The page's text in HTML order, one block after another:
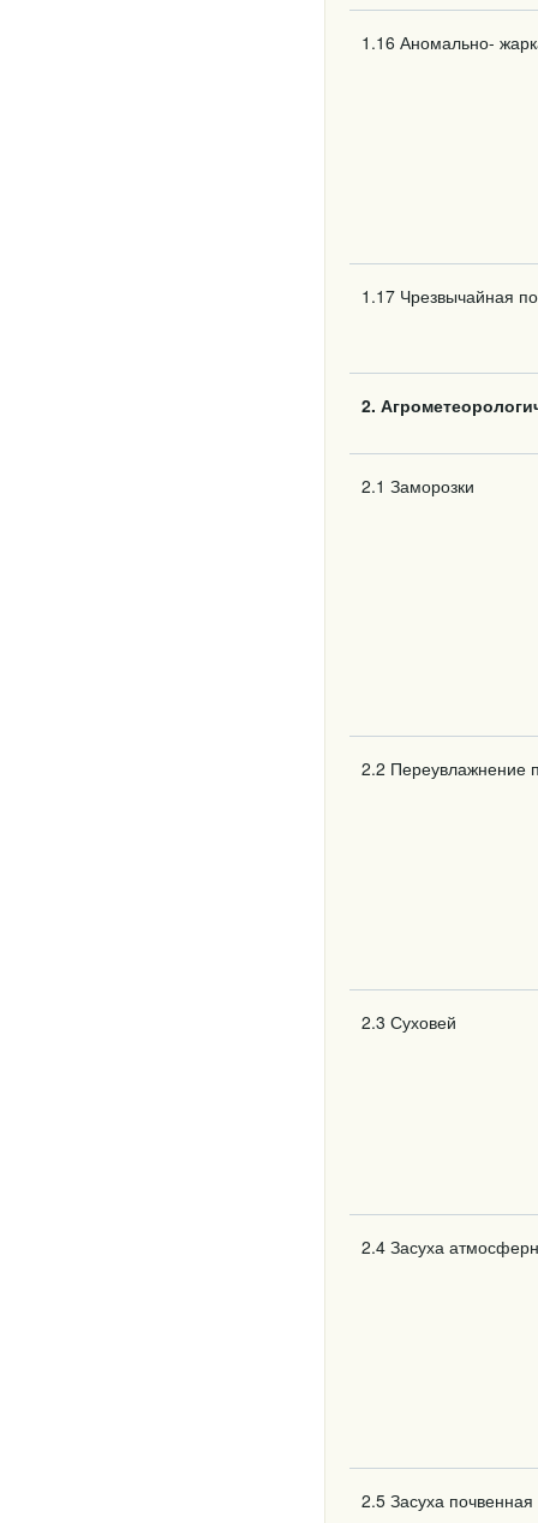
1.16 Аномально-
1.17 Чрезвычайная
2.
2.1 Заморозки
2.2 Переувлажнение
2.3 Суховей
2.4 Засуха
2.5 Засуха почвенная